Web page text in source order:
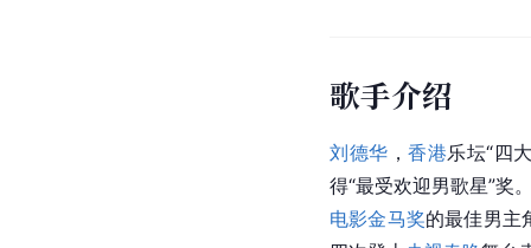
歌手介绍
刘德华 ， 香港乐坛“四
得“最受欢迎男歌星”奖
电影金马奖的最佳男主